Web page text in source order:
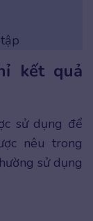
kết quả
sử dụng để
nêu trong
sử dụng